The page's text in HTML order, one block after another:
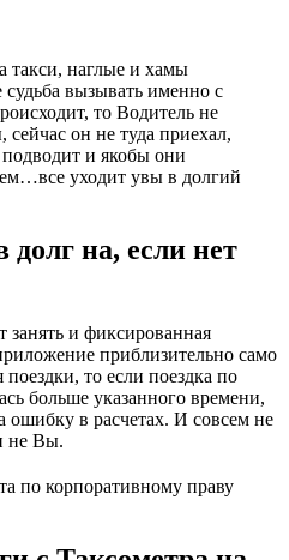
такси, наглые и хамы
вызывать именно с
то Водитель не
он не туда приехал,
и якобы они
уходит увы в долгий
на, если нет
и фиксированная
приблизительно само
поездки, то если поездка по
больше указанного времени,
ошибку в расчетах. И совсем не
не Вы.
по корпоративному праву